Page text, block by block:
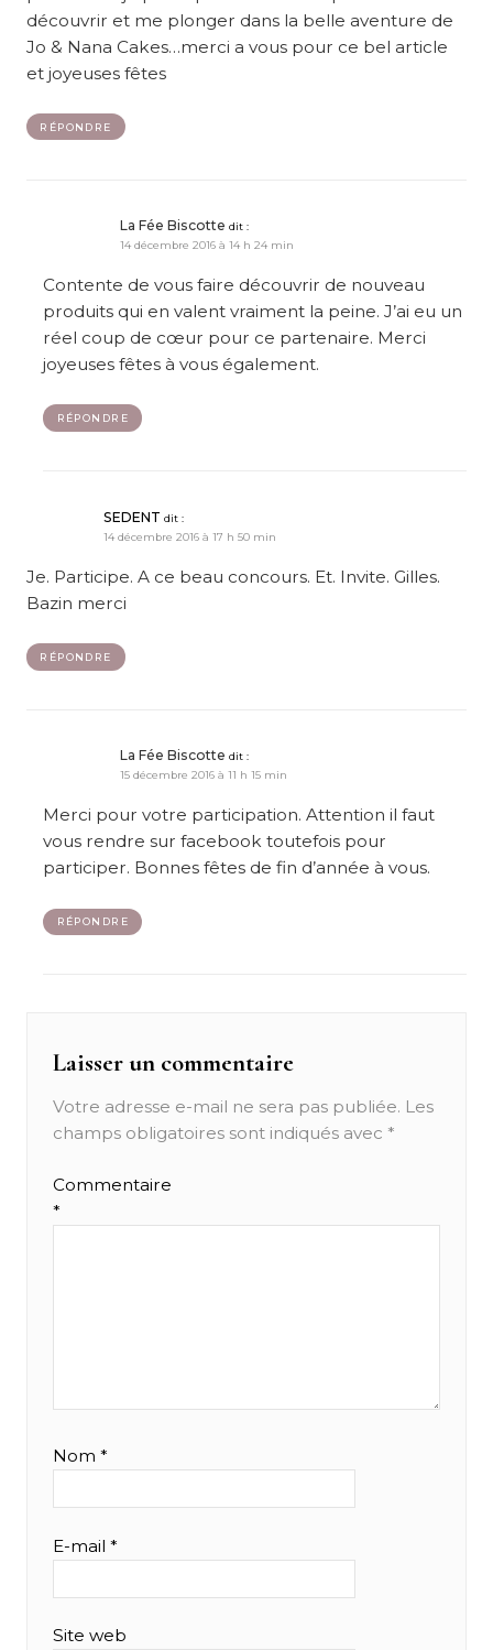
découvrir et me plonger dans la belle aventure de
Jo & Nana Cakes…merci a vous pour ce bel article
et joyeuses fêtes
RÉPONDRE
La Fée Biscotte dit :
14 décembre 2016 à 14 h 24 min
Contente de vous faire découvrir de nouveau
produits qui en valent vraiment la peine. J’ai eu un
réel coup de cœur pour ce partenaire. Merci
joyeuses fêtes à vous également.
RÉPONDRE
SEDENT dit :
14 décembre 2016 à 17 h 50 min
Je. Participe. A ce beau concours. Et. Invite. Gilles.
Bazin merci
RÉPONDRE
La Fée Biscotte dit :
15 décembre 2016 à 11 h 15 min
Merci pour votre participation. Attention il faut
vous rendre sur facebook toutefois pour
participer. Bonnes fêtes de fin d’année à vous.
RÉPONDRE
Laisser un commentaire
Votre adresse e-mail ne sera pas publiée. Les
champs obligatoires sont indiqués avec *
Commentaire
*
Nom *
E-mail *
Site web